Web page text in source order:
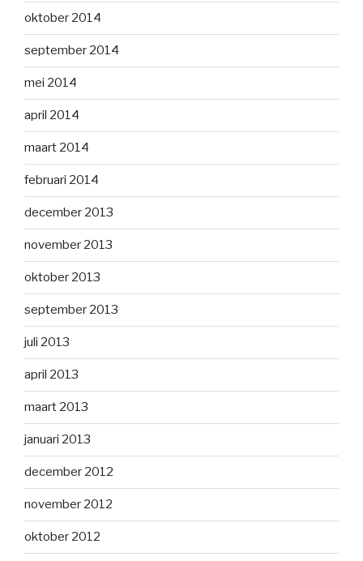
oktober 2014
september 2014
mei 2014
april 2014
maart 2014
februari 2014
december 2013
november 2013
oktober 2013
september 2013
juli 2013
april 2013
maart 2013
januari 2013
december 2012
november 2012
oktober 2012